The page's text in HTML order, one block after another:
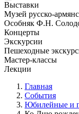
Выставки
Музей русско-
Особняк Ф.Н.
Концерты
Экскурсии
Пешеходные
Мастер-классы
Лекции
Главная
События
Юбилейные и